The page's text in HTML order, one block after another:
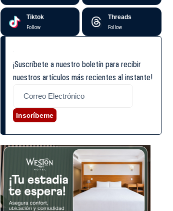
Tiktok
Follow
Threads
Follow
¡Suscríbete a nuestro boletín para recibir
nuestros artículos más recientes al instante!
Inscríbeme